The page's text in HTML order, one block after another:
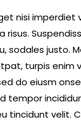
nisi imperdiet
risus.
sodales justo.
turpis enim
do eiusm
tempor
tincidunt velit.